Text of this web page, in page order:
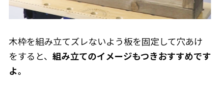
木枠を組み立てズレないよう板を固定して穴あけ
をすると、 組み立てのイメージもつきおすすめです
よ。